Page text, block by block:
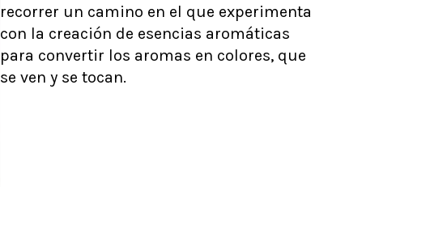
recorrer un camino en el que experimenta
con la creación de esencias aromáticas
para convertir los aromas en colores, que
se ven y se tocan.